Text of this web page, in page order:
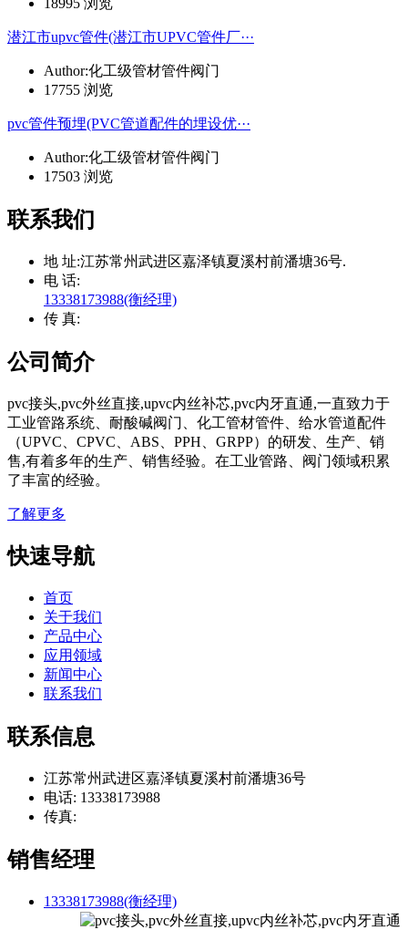
潜江市upvc管件(潜江市UPVC管件厂···
Author:化工级管材管件阀门
17755 浏览
pvc管件预埋(PVC管道配件的埋设优···
Author:化工级管材管件阀门
17503 浏览
联系我们
地 址:江苏常州武进区嘉泽镇夏溪村前潘塘36号.
电 话:
13338173988(衡经理)
传 真:
公司简介
pvc接头,pvc外丝直接,upvc内丝补芯,pvc内牙直通,一直致力于
工业管路系统、耐酸碱阀门、化工管材管件、给水管道配件
（UPVC、CPVC、ABS、PPH、GRPP）的研发、生产、销
售,有着多年的生产、销售经验。在工业管路、阀门领域积累
了丰富的经验。
了解更多
快速导航
首页
关于我们
产品中心
应用领域
新闻中心
联系我们
联系信息
江苏常州武进区嘉泽镇夏溪村前潘塘36号
电话: 13338173988
传真:
销售经理
13338173988(衡经理)